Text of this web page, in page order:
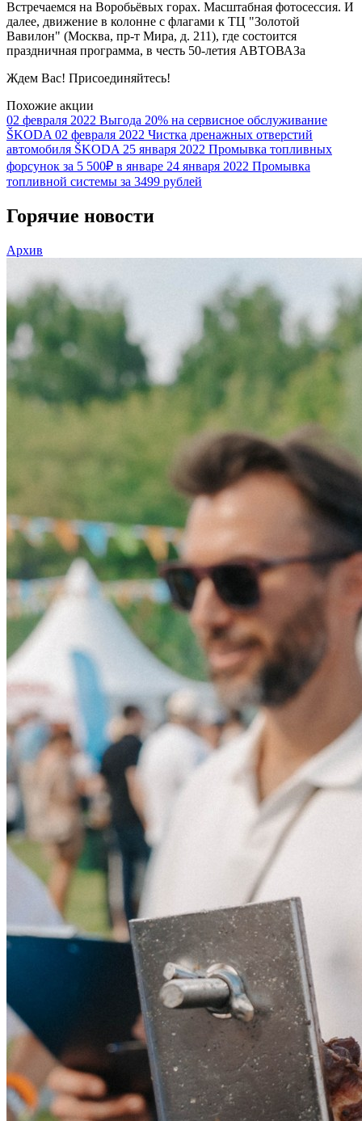
Встречаемся на Воробьёвых горах. Масштабная фотосессия. И
далее, движение в колонне с флагами к ТЦ "Золотой
Вавилон" (Москва, пр-т Мира, д. 211), где состоится
праздничная программа, в честь 50-летия АВТОВАЗа
Ждем Вас! Присоединяйтесь!
Похожие акции
02 февраля 2022 Выгода 20% на сервисное обслуживание
ŠKODA 02 февраля 2022 Чистка дренажных отверстий
автомобиля ŠKODA 25 января 2022 Промывка топливных
форсунок за 5 500₽ в январе 24 января 2022 Промывка
топливной системы за 3499 рублей
Горячие новости
Архив